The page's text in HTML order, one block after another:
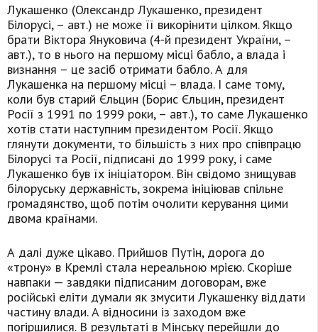
Лукашенко (Олександр Лукашенко, президент
Білорусі, – авт.) не може її викорінити цілком. Якщо
брати Віктора Януковича (4-й президент України, –
авт.), то в нього на першому місці бабло, а влада і
визнання – це засіб отримати бабло. А для
Лукашенка на першому місці – влада. І саме тому,
коли був старий Єльцин (Борис Єльцин, президент
Росії з 1991 по 1999 роки, – авт.), то саме Лукашенко
хотів стати наступним президентом Росії. Якщо
глянути документи, то більшість з них про співпрацю
Білорусі та Росії, підписані до 1999 року, і саме
Лукашенко був їх ініціатором. Він свідомо знищував
білоруську державність, зокрема ініціював спільне
громадянство, щоб потім очолити керування цими
двома країнами.
А далі дуже цікаво. Прийшов Путін, дорога до
«трону» в Кремлі стала нереальною мрією. Скоріше
навпаки — завдяки підписаним договорам, вже
російські еліти думали як змусити Лукашенку віддати
частину влади. А відносини із заходом вже
погіршилися. В результаті в Мінську перейшли до